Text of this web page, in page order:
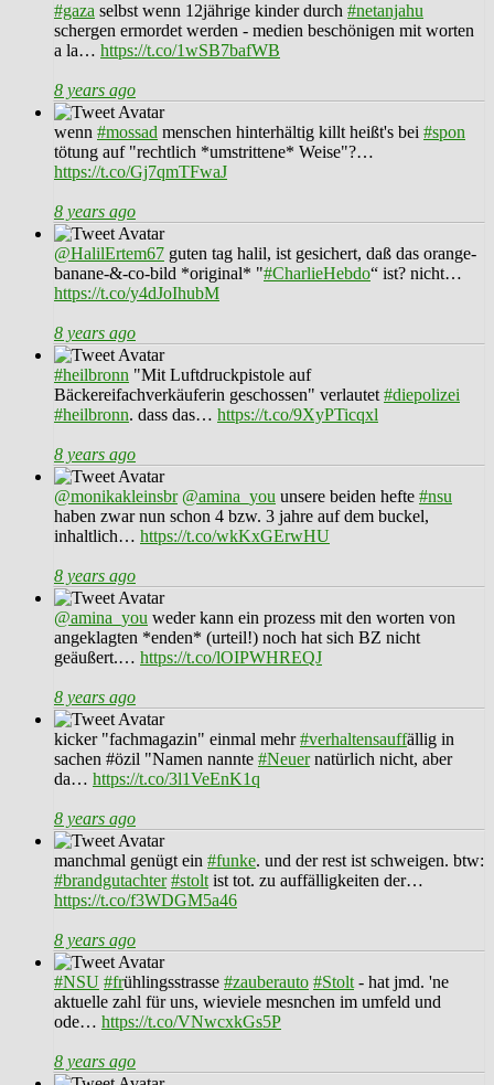
#gaza selbst wenn 12jährige kinder durch #netanjahu
schergen ermordet werden - medien beschönigen mit worten
a la… https://t.co/1wSB7bafWB
8 years ago
wenn #mossad menschen hinterhältig killt heißt's bei #spon
tötung auf "rechtlich *umstrittene* Weise"?…
https://t.co/Gj7qmTFwaJ
8 years ago
@HalilErtem67 guten tag halil, ist gesichert, daß das orange-
banane-&-co-bild *original* "#CharlieHebdo“ ist? nicht…
https://t.co/y4dJoIhubM
8 years ago
#heilbronn "Mit Luftdruckpistole auf
Bäckereifachverkäuferin geschossen" verlautet #diepolizei
#heilbronn. dass das… https://t.co/9XyPTicqxl
8 years ago
@monikakleinsbr @amina_you unsere beiden hefte #nsu
haben zwar nun schon 4 bzw. 3 jahre auf dem buckel,
inhaltlich… https://t.co/wkKxGErwHU
8 years ago
@amina_you weder kann ein prozess mit den worten von
angeklagten *enden* (urteil!) noch hat sich BZ nicht
geäußert.… https://t.co/lOIPWHREQJ
8 years ago
kicker "fachmagazin" einmal mehr#verhaltensauffällig in
sachen #özil "Namen nannte #Neuernatürlich nicht, aber
da… https://t.co/3l1VeEnK1q
8 years ago
manchmal genügt ein #funke. und der rest ist schweigen. btw:
#brandgutachter #stolt ist tot. zu auffälligkeiten der…
https://t.co/f3WDGM5a46
8 years ago
#NSU #frühlingsstrasse #zauberauto #Stolt - hat jmd. 'ne
aktuelle zahl für uns, wieviele mesnchen im umfeld und
ode… https://t.co/VNwcxkGs5P
8 years ago